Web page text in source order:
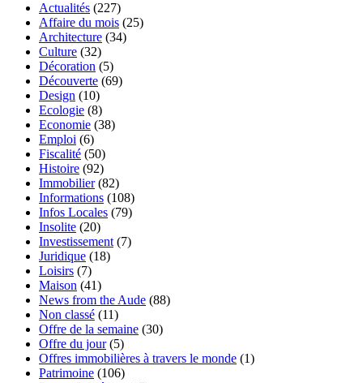
Actualités (227)
Affaire du mois (25)
Architecture (34)
Culture (32)
Décoration (5)
Découverte (69)
Design (10)
Ecologie (8)
Economie (38)
Emploi (6)
Fiscalité (50)
Histoire (92)
Immobilier(82)
Informations (108)
Infos Locales (79)
Insolite (20)
Investissement(7)
Juridique (18)
Loisirs (7)
Maison (41)
News from the Aude (88)
Non classé (11)
Offre de la semaine (30)
Offre du jour(5)
Offres immobilières à travers le monde (1)
Patrimoine (106)